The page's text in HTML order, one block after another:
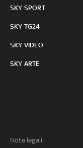
SKY SPORT
SKY TG24
SKY VIDEO
SKY ARTE
Note legali: